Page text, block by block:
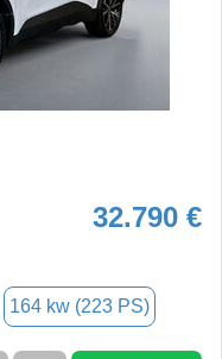
32.790 €
164 kw (223 PS)